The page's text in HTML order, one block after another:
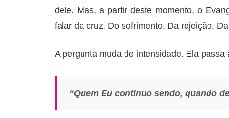
dele. Mas, a partir deste momento, o
falar da cruz. Do sofrimento. Da rejeição.
A pergunta muda de intensidade. Ela passa
“Quem Eu continuo sendo, quando